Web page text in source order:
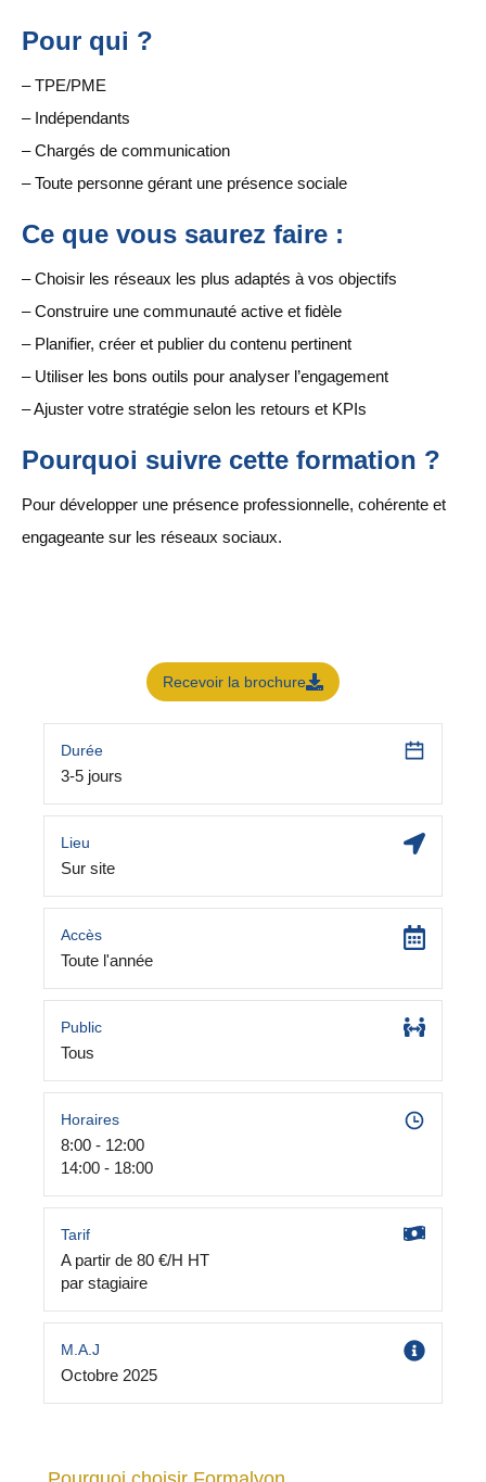
Pour qui ?
– TPE/PME
– Indépendants
– Chargés de communication
– Toute personne gérant une présence sociale
Ce que vous saurez faire :
– Choisir les réseaux les plus adaptés à vos objectifs
– Construire une communauté active et fidèle
– Planifier, créer et publier du contenu pertinent
– Utiliser les bons outils pour analyser l’engagement
– Ajuster votre stratégie selon les retours et KPIs
Pourquoi suivre cette formation ?
Pour développer une présence professionnelle, cohérente et
engageante sur les réseaux sociaux.
Recevoir la brochure
Durée
3-5 jours
Lieu
Sur site
Accès
Toute l'année
Public
Tous
Horaires
8:00 - 12:00
14:00 - 18:00
Tarif
A partir de 80 €/H HT
par stagiaire
M.A.J
Octobre 2025